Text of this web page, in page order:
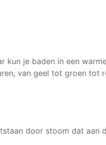
kun je baden in een
van geel tot groen tot
door stoom dat aan